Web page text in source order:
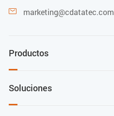
 marketing@cdatatec.com
Productos
Soluciones